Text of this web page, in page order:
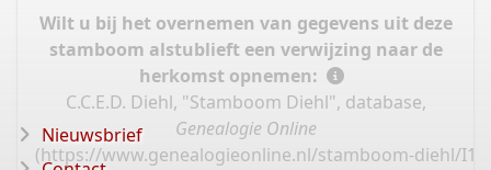
Wilt u bij het overnemen van gegevens uit deze
stamboom alstublieft een verwijzing naar de
herkomst opnemen:
C.C.E.D. Diehl, "Stamboom Diehl", database,
Genealogie Online
(https://www.genealogieonline.nl/stamboom-diehl/
Nieuwsbrief